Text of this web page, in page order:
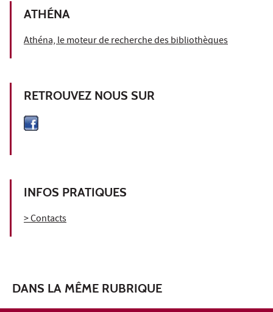
ATHÉNA
Athéna, le moteur de recherche des bibliothèques
RETROUVEZ NOUS SUR
INFOS PRATIQUES
> Contacts
DANS LA MÊME RUBRIQUE